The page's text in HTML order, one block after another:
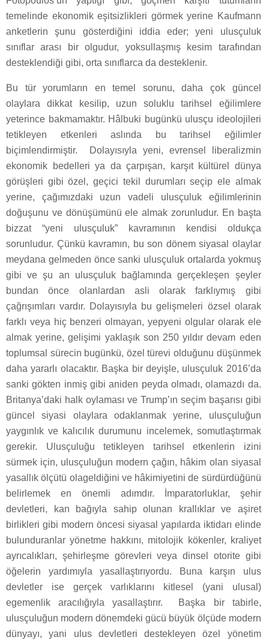
temelinde ekonomik eşitsizlikleri görmek yerine Kaufmann
anketlerin şunu gösterdiğini iddia eder; yeni ulusçuluk
sınıflar arası bir olgudur, yoksullaşmış kesim tarafından
desteklendiği gibi, orta sınıflarca da desteklenir.
Bu tür yorumların en temel sorunu, daha çok güncel
olaylara dikkat kesilip, uzun soluklu tarihsel eğilimlere
yeterince bakmamaktır. Hâlbuki bugünkü ulusçu ideolojileri
tetikleyen etkenleri aslında bu tarihsel eğilimler
biçimlendirmiştir. Dolayısıyla yeni, evrensel liberalizmin
ekonomik bedelleri ya da çarpışan, karşıt kültürel dünya
görüşleri gibi özel, geçici tekil durumları seçip ele almak
yerine, çağımızdaki uzun vadeli ulusçuluk eğilimlerinin
doğuşunu ve dönüşümünü ele almak zorunludur. En başta
bizzat “yeni ulusçuluk” kavramının kendisi oldukça
sorunludur. Çünkü kavramın, bu son dönem siyasal olaylar
meydana gelmeden önce sanki ulusçuluk ortalarda yokmuş
gibi ve şu an ulusçuluk bağlamında gerçekleşen şeyler
bundan önce olanlardan asli olarak farklıymış gibi
çağrışımları vardır. Dolayısıyla bu gelişmeleri özsel olarak
farklı veya hiç benzeri olmayan, yepyeni olgular olarak ele
almak yerine, gelişimi yaklaşık son 250 yıldır devam eden
toplumsal sürecin bugünkü, özel türevi olduğunu düşünmek
daha yararlı olacaktır. Başka bir deyişle, ulusçuluk 2016’da
sanki gökten inmiş gibi aniden peyda olmadı, olamazdı da.
Britanya’daki halk oylaması ve Trump’ın seçim başarısı gibi
güncel siyasi olaylara odaklanmak yerine, ulusçuluğun
yaygınlık ve kalıcılık durumunu incelemek, somutlaştırmak
gerekir. Ulusçuluğu tetikleyen tarihsel etkenlerin izini
sürmek için, ulusçuluğun modern çağın, hâkim olan siyasal
yasallık ölçütü olageldiğini ve hâkimiyetini de sürdürdüğünü
belirlemek en önemli adımdır. İmparatorluklar, şehir
devletleri, kan bağıyla sahip olunan krallıklar ve aşiret
birlikleri gibi modern öncesi siyasal yapılarda iktidarı elinde
bulunduranlar yönetme hakkını, mitolojik kökenler, kraliyet
ayrıcalıkları, şehirleşme görevleri veya dinsel otorite gibi
öğelerin yardımıyla yasallaştırıyordu. Buna karşın ulus
devletler ise gerçek varlıklarını kitlesel (yani ulusal)
egemenlik aracılığıyla yasallaştırır. Başka bir tabirle,
ulusçuluğun modern dönemdeki gücü büyük ölçüde modern
dünyayı, yani ulus devletleri destekleyen özel yönetim